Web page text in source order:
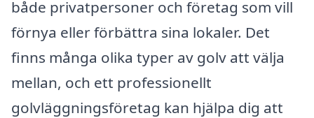
både privatpersoner och företag som vill
förnya eller förbättra sina lokaler. Det
finns många olika typer av golv att välja
mellan, och ett professionellt
golvläggningsföretag kan hjälpa dig att